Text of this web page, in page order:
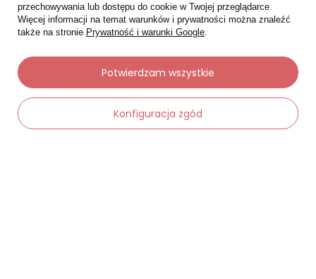
przechowywania lub dostępu do cookie w Twojej przeglądarce.
Więcej informacji na temat warunków i prywatności można znaleźć
także na stronie Prywatność i warunki Google.
Konfiguracja zgód
Potwierdzam wszystkie